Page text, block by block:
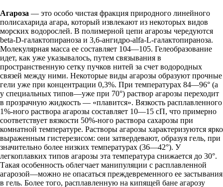
Агароза — это особо чистая фракция природного линейного
полисахарида агара, который извлекают из некоторых видов
морских водорослей. В полимерной цепи агарозы чередуются
beta-D-галактопираноза и 3,6-ангидро-alfa-L-галактопираноза.
Молекулярная масса ее составляет 104—105. Гелеобразование
идет, как уже указывалось, путем связывания в
пространственную сетку пучков нитей за счет водородных
связей между ними. Некоторые виды агарозы образуют прочные
гели уже при концентрации 0,3%. При температурах 84—96° (а
у специальных типов—уже при 70°) раствор агарозы переходит
в прозрачную жидкость — «плавится». Вязкость расплавленного
1%-ного раствора агарозы составляет 10—15 сП, что примерно
соответствует вязкости 50%-ного раствора сахарозы при
комнатной температуре. Растворы агарозы характеризуются ярко
выраженным гистерезисом: они затвердевают, образуя гель, при
значительно более низких температурах (36—42°). У
легкоплавких типов агарозы эта температура снижается до 30°.
Такая особенность облегчает манипуляции с расплавленной
агарозой—можно не опасаться преждевременного ее застывания
в гель. Более того, расплавленную на кипящей бане агарозу